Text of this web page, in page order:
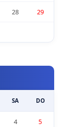
28 29
SA DO
4 5